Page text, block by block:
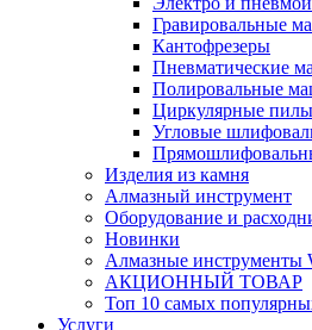
Гравировальные
Кантофрезеры
Пневматические
Полировальные
Циркулярные пилы
Угловые
Изделия из камня
Алмазный инструмент
Оборудование и
Новинки
Алмазные
АКЦИОННЫЙ ТОВАР
Топ 10 самых
Услуги